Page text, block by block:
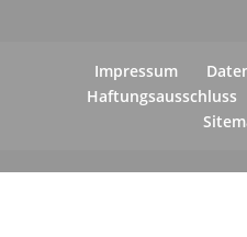
Impressum
Haftungsausschluss